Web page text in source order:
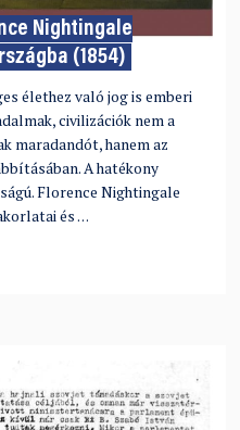
Nightingale
(1854)
élethez való jog is emberi
civilizációk nem a
maradandót, hanem az
A hatékony
Florence Nightingale
és …